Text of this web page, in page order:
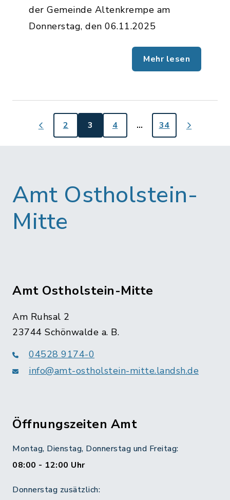
der Gemeinde Altenkrempe am
Donnerstag, den 06.11.2025
Mehr lesen
2 3 4 … 34
Amt Ostholstein-
Mitte
Amt Ostholstein-Mitte
Am Ruhsal 2
23744 Schönwalde a. B.
04528 9174-0
info@amt-ostholstein-mitte.landsh.de
Öffnungszeiten Amt
Montag, Dienstag, Donnerstag und Freitag:
08:00 - 12:00 Uhr
Donnerstag zusätzlich: